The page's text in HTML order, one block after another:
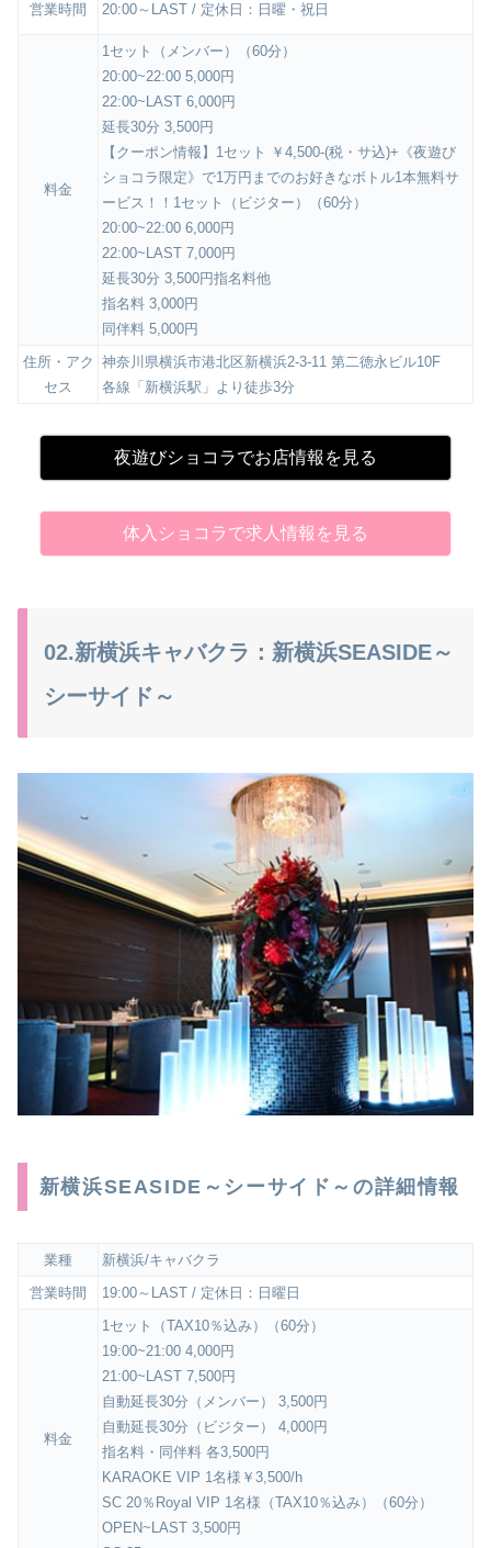
営業時間 20:00～LAST / 定休日：日曜・祝日
料金
1セット（メンバー）（60分）
20:00~22:00 5,000円
22:00~LAST 6,000円
延長30分 3,500円
【クーポン情報】1セット ￥4,500-(税・サ込)+《夜遊び
ショコラ限定》で1万円までのお好きなボトル1本無料サ
ービス！！1セット（ビジター）（60分）
20:00~22:00 6,000円
22:00~LAST 7,000円
延長30分 3,500円指名料他
指名料 3,000円
同伴料 5,000円
住所・アク
セス
神奈川県横浜市港北区新横浜2-3-11 第二徳永ビル10F
各線「新横浜駅」より徒歩3分
夜遊びショコラでお店情報を見る
体入ショコラで求人情報を見る
02.新横浜キャバクラ：新横浜SEASIDE～
シーサイド～
新横浜SEASIDE～シーサイド～の詳細情報
業種
新横浜/キャバクラ
営業時間
19:00～LAST / 定休日：日曜日
料金
1セット（TAX10％込み）（60分）
19:00~21:00 4,000円
21:00~LAST 7,500円
自動延長30分（メンバー） 3,500円
自動延長30分（ビジター） 4,000円
指名料・同伴料 各3,500円
KARAOKE VIP 1名様￥3,500/h
SC 20％Royal VIP 1名様（TAX10％込み）（60分）
OPEN~LAST 3,500円